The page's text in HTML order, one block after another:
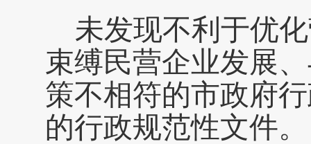
未发现不利于优
束缚民营企业发展
策不相符的市政府
的行政规范性文件。